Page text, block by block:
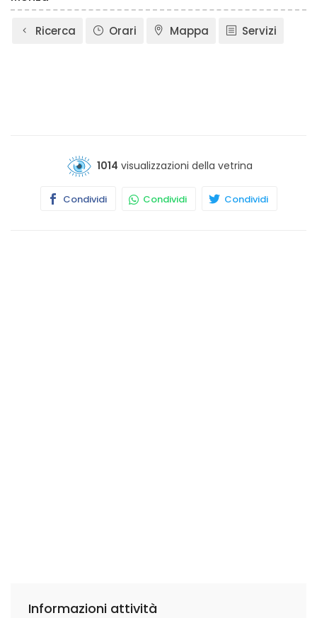
Ricerca Orari Mappa Servizi
1014 visualizzazioni della vetrina
Condividi Condividi Condividi
Informazioni attività